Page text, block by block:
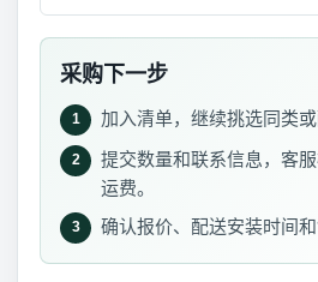
采购下一步
1 加入清单，继续挑选同类或
2
提交数量和联系信息，客服
运费。
3 确认报价、配送安装时间和